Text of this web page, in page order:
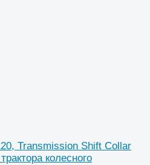
Transmission Shift Collar
колесного